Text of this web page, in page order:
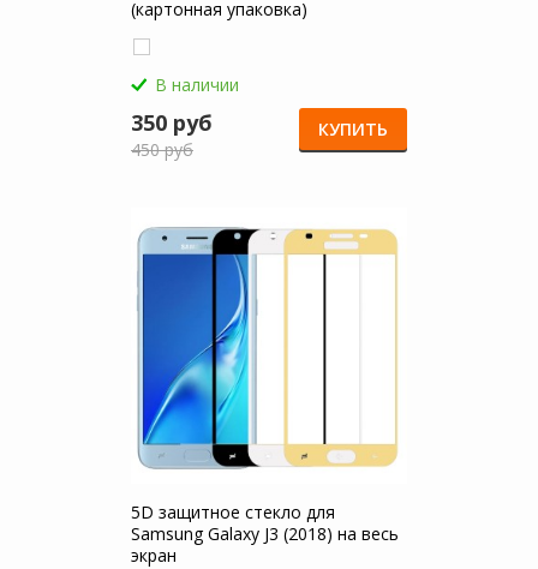
(картонная упаковка)
В наличии
350 руб
450 руб
КУПИТЬ
5D защитное стекло для
Samsung Galaxy J3 (2018) на весь
экран